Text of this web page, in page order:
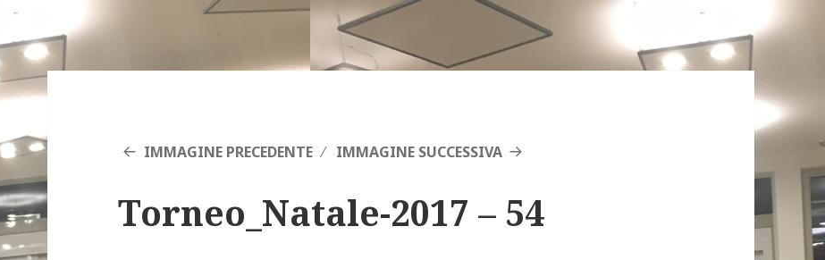
IMMAGINE PRECEDENTE IMMAGINE SUCCESSIVA
Torneo_Natale-2017 – 54